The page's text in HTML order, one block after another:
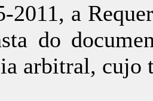
2011, a
do
arbitral, cujo